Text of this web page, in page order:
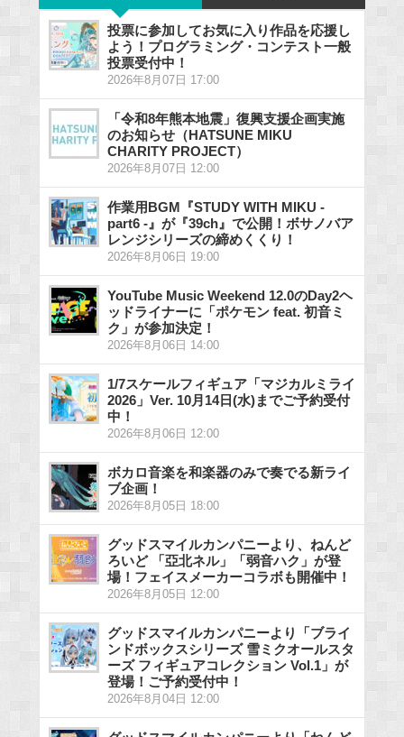
投票に参加してお気に入り作品を応援し
よう！プログラミング・コンテスト一般
投票受付中！
2026年8月07日 17:00
「令和8年熊本地震」復興支援企画実施
のお知らせ（HATSUNE MIKU
CHARITY PROJECT）
2026年8月07日 12:00
作業用BGM『STUDY WITH MIKU -
part6 -』が『39ch』で公開！ボサノバア
レンジシリーズの締めくくり！
2026年8月06日 19:00
YouTube Music Weekend 12.0のDay2ヘ
ッドライナーに「ポケモン feat. 初音ミ
ク」が参加決定！
2026年8月06日 14:00
1/7スケールフィギュア「マジカルミライ
2026」Ver. 10月14日(水)までご予約受付
中！
2026年8月06日 12:00
ボカロ音楽を和楽器のみで奏でる新ライ
ブ企画！
2026年8月05日 18:00
グッドスマイルカンパニーより、ねんど
ろいど 「亞北ネル」「弱音ハク」が登
場！フェイスメーカーコラボも開催中！
2026年8月05日 12:00
グッドスマイルカンパニーより「ブライ
ンドボックスシリーズ 雪ミクオールスタ
ーズ フィギュアコレクション Vol.1」が
登場！ご予約受付中！
2026年8月04日 12:00